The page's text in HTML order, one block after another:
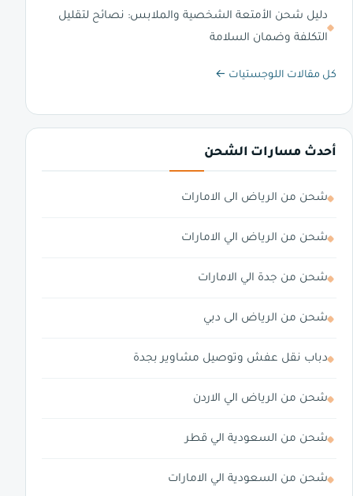
دليل شحن الأمتعة الشخصية والملابس: نصائح لتقليل
التكلفة وضمان السلامة
كل مقالات اللوجستيات ←
أحدث مسارات الشحن
شحن من الرياض الى الامارات
شحن من الرياض الي الامارات
شحن من جدة الي الامارات
شحن من الرياض الى دبي
دباب نقل عفش وتوصيل مشاوير بجدة
شحن من الرياض الي الاردن
شحن من السعودية الي قطر
شحن من السعودية الي الامارات